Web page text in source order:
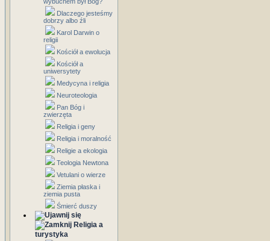
Dlaczego jesteśmy
dobrzy albo źli
Karol Darwin o
religii
Kościół a ewolucja
Kościół a
uniwersytety
Medycyna i religia
Neuroteologia
Pan Bóg i
zwierzęta
Religia i geny
Religia i moralność
Religie a ekologia
Teologia Newtona
Vetulani o wierze
Ziemia płaska i
ziemia pusta
Śmierć duszy
Religia a
turystyka